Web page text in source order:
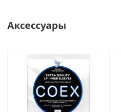
Аксессуары